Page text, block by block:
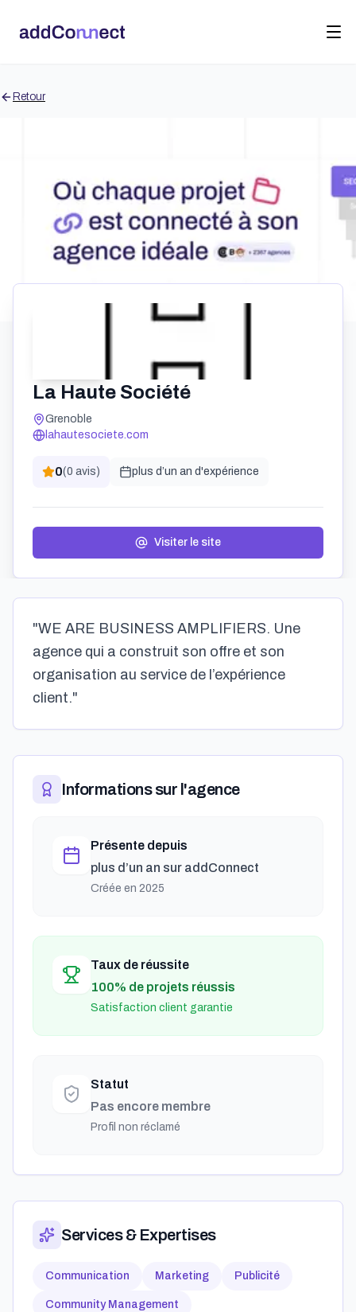
Retour
La Haute Société
Grenoble
lahautesociete.com
0(0 avis) plus d’un an d'expérience
Visiter le site
"WE ARE BUSINESS AMPLIFIERS. Une
agence qui a construit son offre et son
organisation au service de l’expérience
client."
Informations sur l'agence
Présente depuis
plus d’un an sur addConnect
Créée en 2025
Taux de réussite
100% de projets réussis
Satisfaction client garantie
Statut
Pas encore membre
Profil non réclamé
Services & Expertises
Communication Marketing Publicité
Community Management